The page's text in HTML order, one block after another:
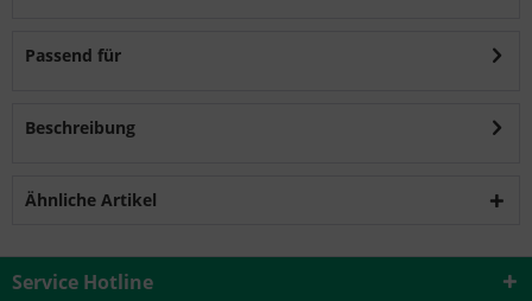
Passend für
Beschreibung
Ähnliche Artikel
Service Hotline